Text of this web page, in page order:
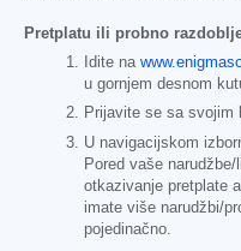
Pretplatu ili probno
Idite na
u gornjem desnom
Prijavite se sa svojim
U navigacijskom
Pored vaše
otkazivanje pretplate
imate više narudžbi/
pojedinačno.